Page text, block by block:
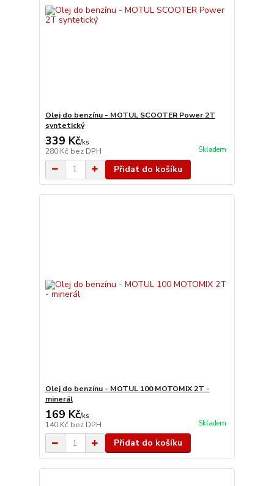
Olej do benzínu - MOTUL SCOOTER Power 2T
syntetický
339 Kč/ks
280 Kč bez DPH Skladem
Přidat do košíku
Olej do benzínu - MOTUL 100 MOTOMIX 2T -
minerál
169 Kč/ks
140 Kč bez DPH Skladem
Přidat do košíku